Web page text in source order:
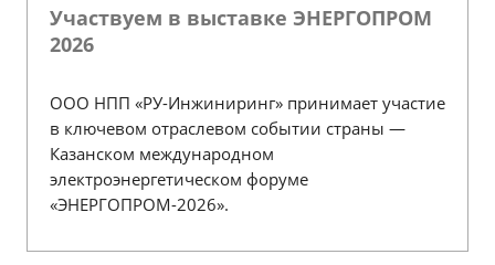
Участвуем в выставке ЭНЕРГОПРОМ
2026
ООО НПП «РУ-Инжиниринг» принимает участие
в ключевом отраслевом событии страны —
Казанском международном
электроэнергетическом форуме
«ЭНЕРГОПРОМ-2026».